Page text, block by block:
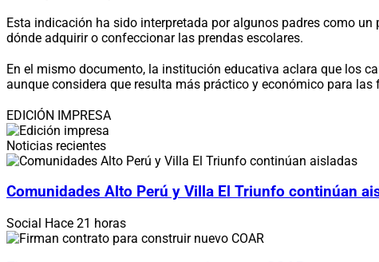
Esta indicación ha sido interpretada por algunos padres como
dónde adquirir o confeccionar las prendas escolares.
En el mismo documento, la institución educativa aclara que los
aunque considera que resulta más práctico y económico para
EDICIÓN IMPRESA
Noticias recientes
Comunidades Alto Perú y Villa El Triunfo continúan
Social Hace 21 horas